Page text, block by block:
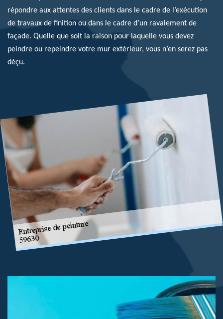
répondre aux attentes des clients dans le cadre de l’exécution
de travaux de finition ou dans le cadre d’un ravalement de
façade. Quelle que soit la raison pour laquelle vous devez
peindre ou repeindre votre mur extérieur, vous n’en serez pas
déçu.